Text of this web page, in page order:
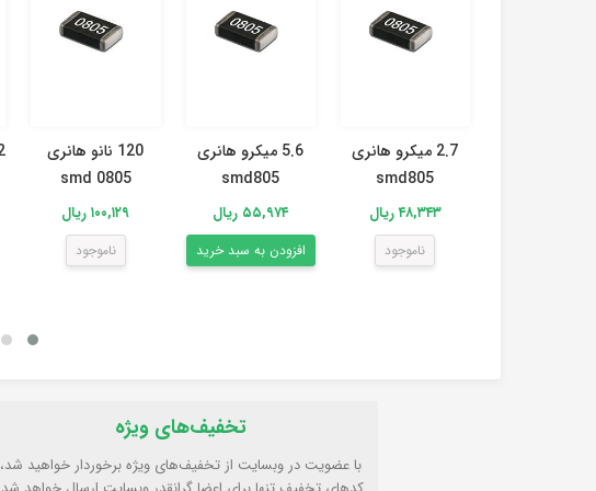
2.7 میکرو هانری
smd805
۴۸,۳۴۳ ریال
ناموجود
5.6 میکرو هانری
smd805
۵۵,۹۷۴ ریال
افزودن به سبد خرید
120 نانو هانری
smd 0805
۱۰۰,۱۲۹ ریال
ناموجود
تخفیف‌های ویژه
با عضویت در وبسایت از تخفیف‌های ویژه برخوردار خواهید شد،